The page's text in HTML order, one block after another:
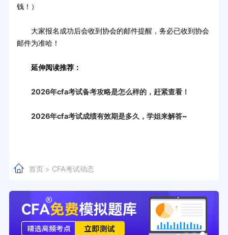
钱！）
大家报名成功后会收到协会的邮件提醒，务必已收到协会
邮件为准哈！
延伸阅读推荐：
2026年cfa考试备考攻略是怎么样的，赶紧查看！
2026年cfa考试成绩有效期是多久，学姐来解答~
首页> CFA考试动态